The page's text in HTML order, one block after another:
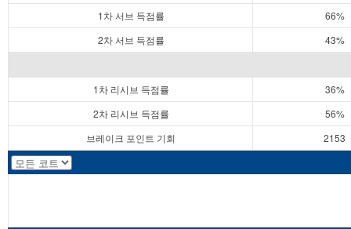
1차 서브 득점률
66%
2차 서브 득점률
43%
1차 리시브 득점률
36%
2차 리시브 득점률
56%
브레이크 포인트 기회
2153